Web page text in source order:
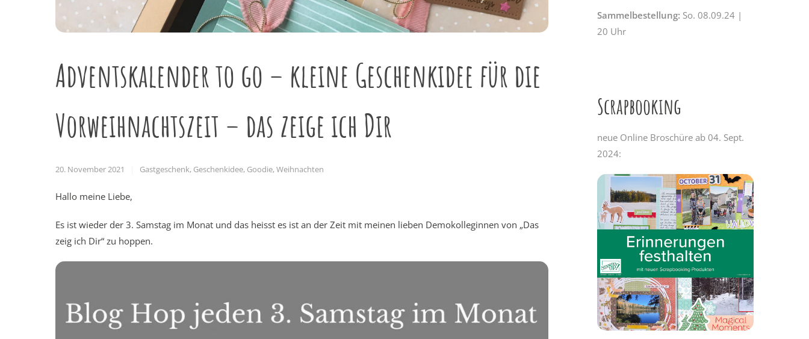
Adventskalender to go – kleine Geschenkidee für die
Vorweihnachtszeit – das zeige ich Dir
20. November 2021 Gastgeschenk, Geschenkidee, Goodie,Weihnachten
Hallo meine Liebe,
Es ist wieder der 3. Samstag im Monat und das heisst es ist an der Zeit mit meinen lieben Demokolleginnen von „Das
zeig ich Dir“ zu hoppen.
Sammelbestellung: So. 08.09.24 |
20 Uhr
Scrapbooking
neue Online Broschüre ab 04. Sept.
2024: